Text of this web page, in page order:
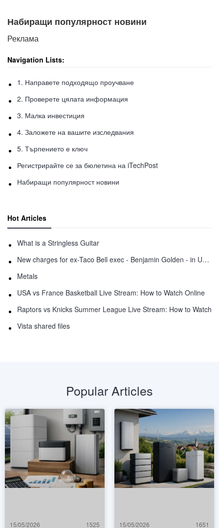
Набиращи популярност новини
Реклама
Navigation Lists:
1. Направете подходящо проучване
2. Проверете цялата информация
3. Малка инвестиция
4. Заложете на вашите изследвания
5. Търпението е ключ
Регистрирайте се за бюлетина на iTechPost
Набиращи популярност новини
Hot Articles
What is a Stringless Guitar
New charges for ex-Taco Bell exec - Benjamin Golden - in Uber fracas
Metals
USA vs France Basketball Live Stream: How to Watch Online
Raptors vs Knicks Summer League Live Stream: How to Watch
Vista shared files
Popular Articles
15/05/2026 1525 15/05/2026 1651